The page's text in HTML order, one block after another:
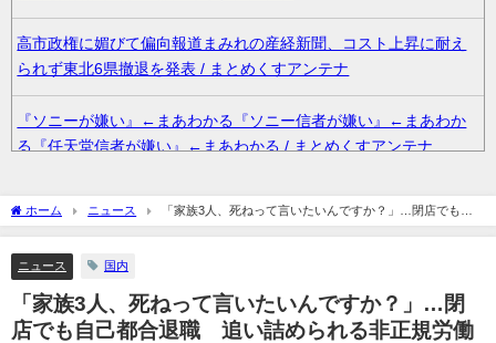
高市政権に媚びて偏向報道まみれの産経新聞、コスト上昇に耐え
られず東北6県撤退を発表 / まとめくすアンテナ
『ソニーが嫌い』←まあわかる『ソニー信者が嫌い』←まあわか
る『任天堂信者が嫌い』←まあわかる / まとめくすアンテナ
36歳の彼女と結婚したいのに、家族が猛反対。家族から信じられ
ない言葉が飛び出した… 他 / 2chnaviヘッドライン
クーラーボックス積んで出発→途中で買い足し…50代公務員の“ド
ライブ”が地獄すぎた 他 / 2chnaviヘッドライン
ホーム ニュース
「家族3人、死ねって言いたいんですか？」…閉店でも自
己都合退職 追い詰められる非正規労働者
ニュース 国内
「家族3人、死ねって言いたいんですか？」…閉
店でも自己都合退職 追い詰められる非正規労働